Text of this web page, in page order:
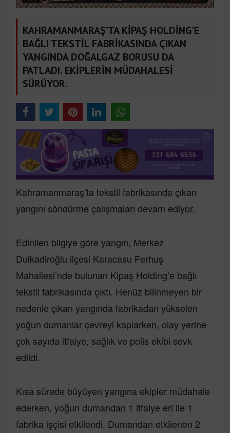
KAHRAMANMARAŞ’TA KİPAŞ HOLDİNG’E
BAĞLI TEKSTİL FABRİKASINDA ÇIKAN
YANGINDA DOĞALGAZ BORUSU DA
PATLADI. EKİPLERİN MÜDAHALESİ
SÜRÜYOR.
Kahramanmaraş’ta tekstil fabrikasında çıkan
yangını söndürme çalışmaları devam ediyor.
Edinilen bilgiye göre yangın, Merkez
Dulkadiroğlu ilçesi Karacasu Ferhuş
Mahallesi’nde bulunan Kipaş Holding’e bağlı
tekstil fabrikasında çıktı. Henüz bilinmeyen bir
nedenle çıkan yangında fabrikadan yükselen
yoğun dumanlar çevreyi kaplarken, olay yerine
çok sayıda itfaiye, sağlık ve polis ekibi sevk
edildi.
Kısa sürede büyüyen yangına ekipler müdahale
ederken, yoğun dumandan 1 itfaiye eri ile 1
fabrika işçisi etkilendi. Dumandan etkilenen 2